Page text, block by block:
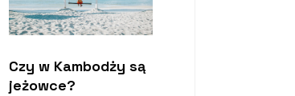
Czy w Kambodży są
jeżowce?